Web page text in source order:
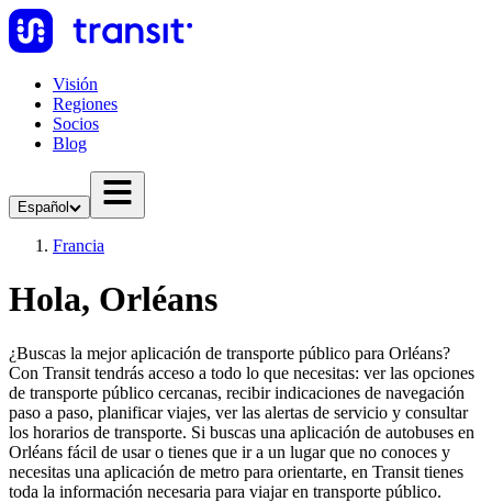
Visión
Regiones
Socios
Blog
Español
Francia
Hola, Orléans
¿Buscas la mejor aplicación de transporte público para Orléans?
Con Transit tendrás acceso a todo lo que necesitas: ver las opciones
de transporte público cercanas, recibir indicaciones de navegación
paso a paso, planificar viajes, ver las alertas de servicio y consultar
los horarios de transporte. Si buscas una aplicación de autobuses en
Orléans fácil de usar o tienes que ir a un lugar que no conoces y
necesitas una aplicación de metro para orientarte, en Transit tienes
toda la información necesaria para viajar en transporte público.